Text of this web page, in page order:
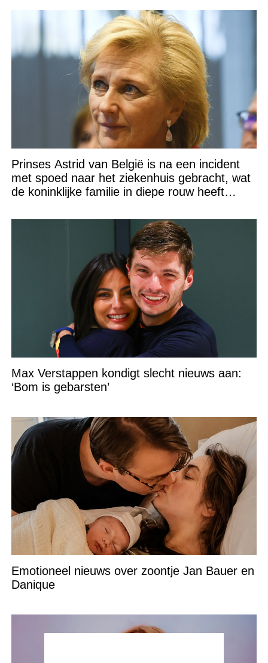
Prinses Astrid van België is na een incident
met spoed naar het ziekenhuis gebracht, wat
de koninklijke familie in diepe rouw heeft
Max Verstappen kondigt slecht nieuws aan:
‘Bom is gebarsten’
Emotioneel nieuws over zoontje Jan Bauer en
Danique